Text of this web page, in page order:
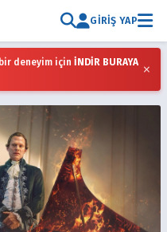
GIRIŞ YAP
deneyim için İNDİR BURAYA ×